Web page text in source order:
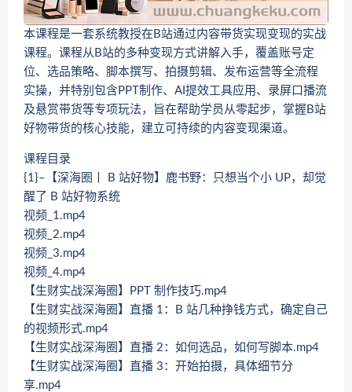
本课程是一套系统教授在B站通过内容带货实现变现的实战
课程。课程从B站的多种变现方式讲解入手，覆盖账号定
位、选品策略、脚本撰写、拍摄剪辑、发布运营等全流程
实操，并特别包含PPT制作、AI提效工具应用、录屏口播流
及悬赏带货等专项玩法，旨在帮助学员从零起步，掌握B站
好物带货的核心技能，建立可持续的内容变现渠道。
课程目录
{1}–【深海圈丨 B 站好物】鹿书野：只想当个小 UP，却觉
醒了 B 站好物系统
视频_1.mp4
视频_2.mp4
视频_3.mp4
视频_4.mp4
【生财实战深海圈】PPT 制作技巧.mp4
【生财实战深海圈】直播 1：B 站几种挣钱方式，确定自己
的视频形式.mp4
【生财实战深海圈】直播 2：如何选品，如何写脚本.mp4
【生财实战深海圈】直播 3：开始拍摄，具体细节分
享.mp4